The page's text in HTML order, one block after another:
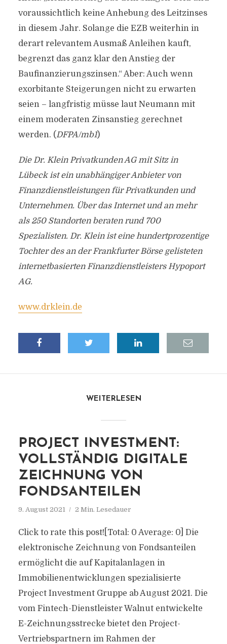
voraussichtlich keine Anhebung des Leitzinses
in diesem Jahr. Solange die EZB weiterhin in
derart relevantem Ausmaß Anleihen kauft,
begrenzt das ganz klar den Anstieg der
Baufinanzierungszinsen.“ Aber: Auch wenn
exorbitante Steigerungen nicht zu erwarten
seien – langfristig müsse laut Neumann mit
einem moderaten Zinsanstieg gerechnet
werden. (DFPA/mb1)
Die Dr. Klein Privatkunden AG mit Sitz in
Lübeck ist ein unabhängiger Anbieter von
Finanzdienstleistungen für Privatkunden und
Unternehmen. Über das Internet und an mehr
als 250 Standorten beraten rund 700
Spezialisten. Dr. Klein ist eine hundertprozentige
Tochter des an der Frankfurter Börse gelisteten
internetbasierten Finanzdienstleisters Hypoport
AG.
www.drklein.de
WEITERLESEN
PROJECT INVESTMENT:
VOLLSTÄNDIG DIGITALE
ZEICHNUNG VON
FONDSANTEILEN
9. August 2021 2 Min. Lesedauer
Click to rate this post![Total: 0 Average: 0] Die
elektronische Zeichnung von Fondsanteilen
ermöglicht die auf Kapitalanlagen in
Immobilienentwicklungen spezialisierte
Project Investment Gruppe ab August 2021. Die
vom Fintech-Dienstleister Walnut entwickelte
E-Zeichnungsstrecke bietet den Project-
Vertriebspartnern im Rahmen der